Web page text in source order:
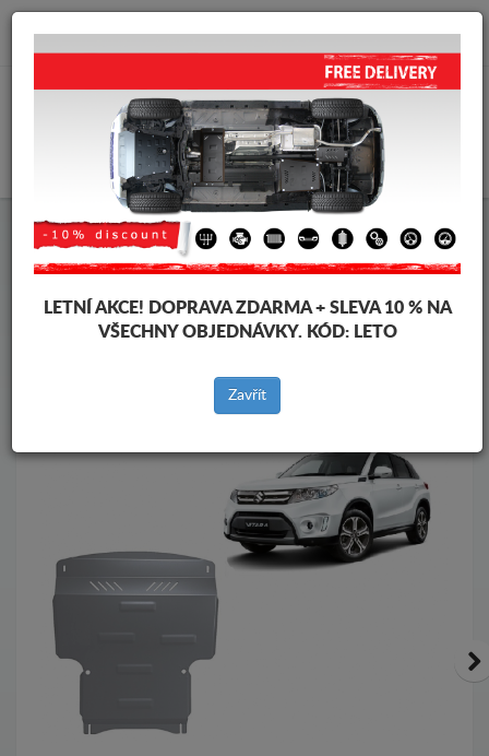
info@krytpodmotor.com
Kryt pod motor Suzuki Kryt pod motor Suzuki Vitara
vozidel
Značky vozidel
Zpět na produkty
LETNÍ AKCE! DOPRAVA ZDARMA + SLEVA 10 % NA
VŠECHNY OBJEDNÁVKY. KÓD: LETO
Zavřít